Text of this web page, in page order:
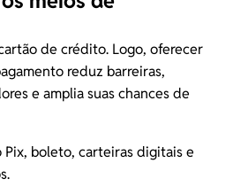
de crédito. Logo, oferecer
reduz barreiras,
e amplia suas chances de
Pix, boleto, carteiras digitais e